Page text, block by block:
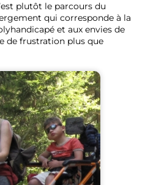
plutôt le parcours du
qui corresponde à la
et aux envies de
de frustration plus que